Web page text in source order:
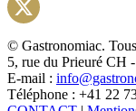
© Gastronomiac.
5, rue du Prieuré CH
E-mail :
Téléphone : +41 22